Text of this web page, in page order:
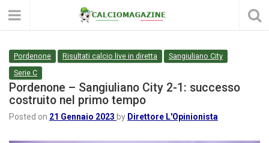
Pordenone Risultati calcio live in diretta
Sangiuliano City
Serie C
Pordenone – Sangiuliano City 2-1: successo
costruito nel primo tempo
Posted on 21 Gennaio 2023 by Direttore L'Opinionista